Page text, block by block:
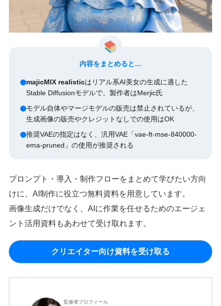
内容をまとめると…
majicMIX realisticはリアル系AI美女の生成に適した
Stable Diffusionモデルで、製作者はMerjic氏
モデル自体やマージモデルの販売は禁止されているが、
生成画像の販売やクレジットなしでの使用はOK
推奨VAEの指定はなく、汎用VAE「vae-ft-mse-840000-
ema-pruned」の使用が推奨される
プロンプト・導入・制作フローをまとめて学びたい方向
けに、AI制作に役立つ無料資料を用意しています。
画像生成だけでなく、AIに作業を任せるためのエージェ
ント活用資料もあわせて受け取れます。
クリエイター向け資料を受け取る
監修者プロフィール